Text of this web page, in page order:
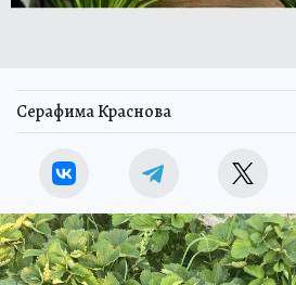
Серафима Краснова